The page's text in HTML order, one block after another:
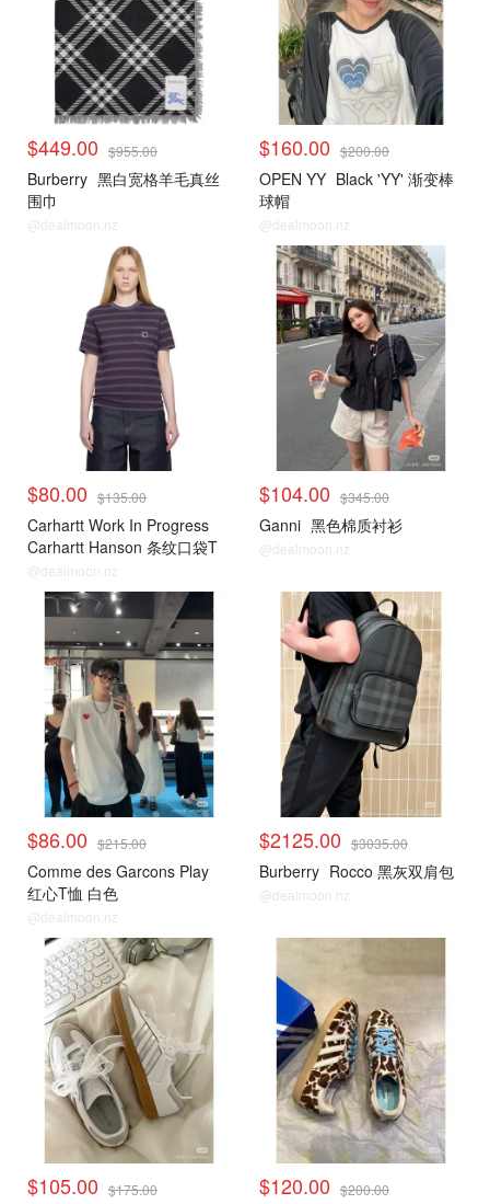
$449.00 $955.00
Burberry 黑白宽格羊毛真丝
围巾
@dealmoon.nz
$160.00 $200.00
OPEN YY Black 'YY' 渐变棒
球帽
@dealmoon.nz
$80.00 $135.00
Carhartt Work In Progress
Carhartt Hanson 条纹口袋T
恤
@dealmoon.nz
小编推荐
$104.00 $345.00
Ganni 黑色棉质衬衫
@dealmoon.nz
小编推荐
$86.00 $215.00
Comme des Garcons Play
红心T恤 白色
@dealmoon.nz
小编推荐
$2125.00 $3035.00
Burberry Rocco 黑灰双肩包
@dealmoon.nz
小编推荐
$105.00 $175.00 $120.00 $200.00